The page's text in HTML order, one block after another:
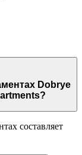
составляет